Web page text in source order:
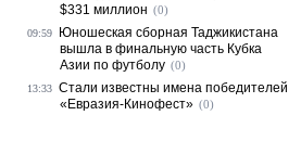
$331 миллион (0)
09:59
Юношеская сборная Таджикистана
вышла в финальную часть Кубка
Азии по футболу (0)
13:33 Стали известны имена победителей
«Евразия-Кинофест» (0)